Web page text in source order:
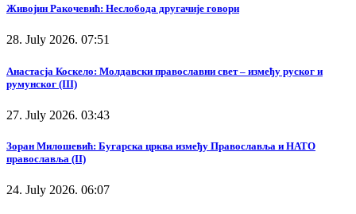
Живојин Ракочевић: Неслобода другачије говори
28. July 2026. 07:51
Анастасја Коскело: Молдавски православни свет – између руског и
румунског (III)
27. July 2026. 03:43
Зоран Милошевић: Бугарска црква између Православља и НАТО
православља (II)
24. July 2026. 06:07